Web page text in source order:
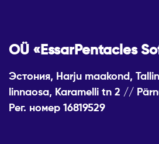
OÜ «EssarPentacles
Эстония, Harju maakond,
linnaosa, Karamelli tn 2 //
Рег. номер 16819529